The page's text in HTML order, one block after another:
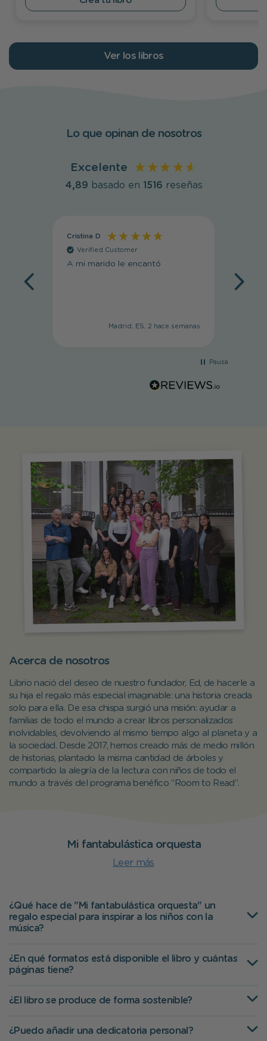
Ver los libros
Lo que opinan de nosotros
Excelente
4,89 basado en 1516 reseñas
Cristina D
Verified Customer
A mi marido le encantó
Madrid, ES, 2 hace semanas
Pausa
Acerca de nosotros
Librio nació del deseo de nuestro fundador, Ed, de hacerle a
su hija el regalo más especial imaginable: una historia creada
solo para ella. De esa chispa surgió una misión: ayudar a
familias de todo el mundo a crear libros personalizados
inolvidables, devolviendo al mismo tiempo algo al planeta y a
la sociedad. Desde 2017, hemos creado más de medio millón
de historias, plantado la misma cantidad de árboles y
compartido la alegría de la lectura con niños de todo el
mundo a través del programa benéfico “Room to Read”.
Mi fantabulástica orquesta
Leer más
¿Qué hace de "Mi fantabulástica orquesta" un
regalo especial para inspirar a los niños con la
música?
¿En qué formatos está disponible el libro y cuántas
páginas tiene?
¿El libro se produce de forma sostenible?
¿Puedo añadir una dedicatoria personal?